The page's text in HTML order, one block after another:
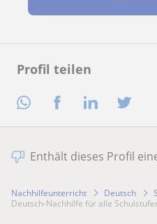
Profil teilen
Enthält dieses Profil
Nachhilfeunterricht Deutsch
Deutsch-Nachhilfe für alle